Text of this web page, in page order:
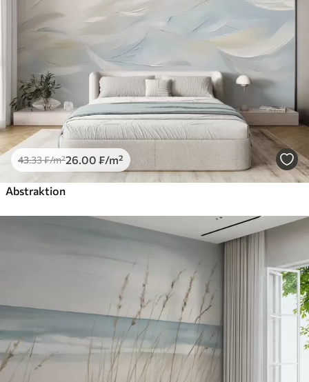
43.33₣/m²26 .00 ₣/m²
Abstraktion